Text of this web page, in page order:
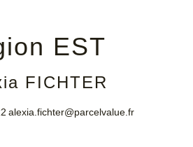
EST
FICHTER
alexia.fichter@parcelvalue.fr